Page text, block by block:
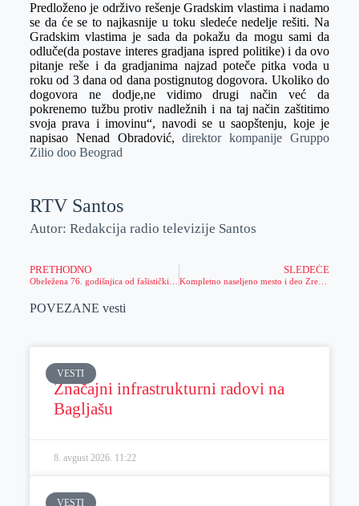
Predloženo je održivo rešenje Gradskim vlastima i nadamo
se da će se to najkasnije u toku sledeće nedelje rešiti. Na
Gradskim vlastima je sada da pokažu da mogu sami da
odluče(da postave interes gradjana ispred politike) i da ovo
pitanje reše i da gradjanima najzad poteče pitka voda u
roku od 3 dana od dana postignutog dogovora. Ukoliko do
dogovora ne dodje,ne vidimo drugi način već da
pokrenemo tužbu protiv nadležnih i na taj način zaštitimo
svoja prava i imovinu“, navodi se u saopštenju, koje je
napisao Nenad Obradović,direktor kompanije Gruppo
Zilio doo Beograd
RTV Santos
Autor: Redakcija radio televizije Santos
PRETHODNO SLEDEĆE
POVEZANE vesti
VESTI
Značajni infrastrukturni radovi na
Bagljašu
8. avgust 2026. 11:22
VESTI